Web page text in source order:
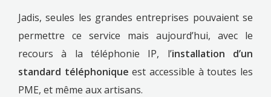
Jadis, seules les grandes entreprises pouvaient se
permettre ce service mais aujourd’hui, avec le
recours à la téléphonie IP, l’installation d’un
standard téléphonique est accessible à toutes les
PME, et même aux artisans.